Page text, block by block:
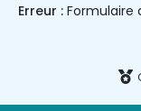
Erreur : Formulaire